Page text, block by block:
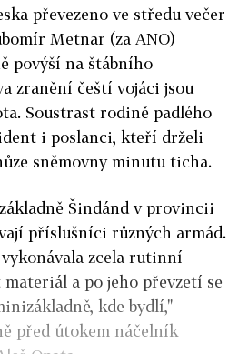
převezeno ve středu večer
Metnar (za ANO)
povýší na štábního
zranění čeští vojáci jsou
Soustrast rodině padlého
i poslanci, kteří drželi
sněmovny minutu ticha.
Šindánd v provincii
příslušníci různých armád.
zcela rutinní
a po jeho převzetí se
kde bydlí,"
před útokem náčelník